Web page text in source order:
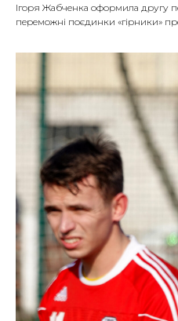
Ігоря Жабченка оформила другу
переможні поєдинки «гірники»